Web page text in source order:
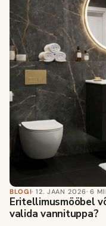
BLOGI· 12. JAAN 2026· 6
Eritellimusmööbel
valida vannituppa?